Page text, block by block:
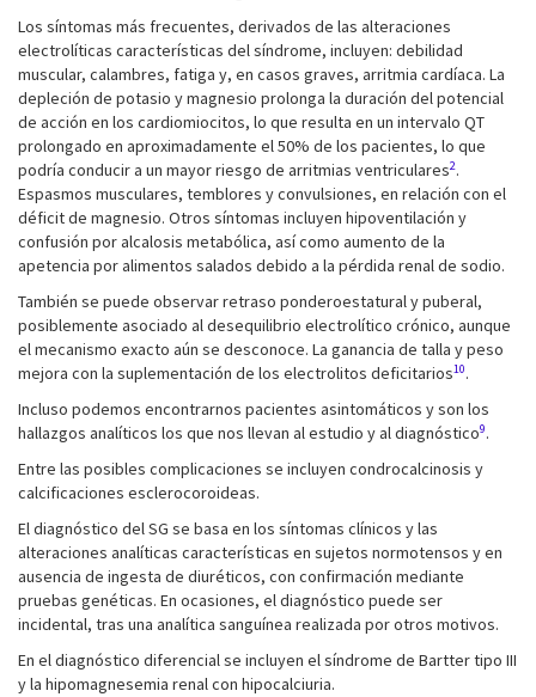
Los síntomas más frecuentes, derivados de las alteraciones
electrolíticas características del síndrome, incluyen: debilidad
muscular, calambres, fatiga y, en casos graves, arritmia cardíaca. La
depleción de potasio y magnesio prolonga la duración del potencial
de acción en los cardiomiocitos, lo que resulta en un intervalo QT
prolongado en aproximadamente el 50% de los pacientes, lo que
podría conducir a un mayor riesgo de arritmias ventriculares2.
Espasmos musculares, temblores y convulsiones, en relación con el
déficit de magnesio. Otros síntomas incluyen hipoventilación y
confusión por alcalosis metabólica, así como aumento de la
apetencia por alimentos salados debido a la pérdida renal de sodio.
También se puede observar retraso ponderoestatural y puberal,
posiblemente asociado al desequilibrio electrolítico crónico, aunque
el mecanismo exacto aún se desconoce. La ganancia de talla y peso
mejora con la suplementación de los electrolitos deficitarios10.
Incluso podemos encontrarnos pacientes asintomáticos y son los
hallazgos analíticos los que nos llevan al estudio y al diagnóstico9.
Entre las posibles complicaciones se incluyen condrocalcinosis y
calcificaciones esclerocoroideas.
El diagnóstico del SG se basa en los síntomas clínicos y las
alteraciones analíticas características en sujetos normotensos y en
ausencia de ingesta de diuréticos, con confirmación mediante
pruebas genéticas. En ocasiones, el diagnóstico puede ser
incidental, tras una analítica sanguínea realizada por otros motivos.
En el diagnóstico diferencial se incluyen el síndrome de Bartter tipo III
y la hipomagnesemia renal con hipocalciuria.